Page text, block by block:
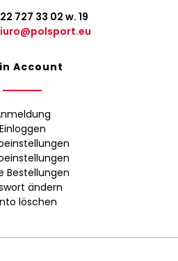
727 33 02 w. 19
Account
Einloggen
Bestellungen
ändern
löschen